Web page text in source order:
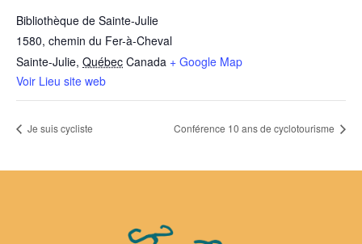
Bibliothèque de Sainte-Julie
1580, chemin du Fer-à-Cheval
Sainte-Julie, Québec Canada + Google Map
Voir Lieu site web
Je suis cycliste Conférence 10 ans de cyclotourisme